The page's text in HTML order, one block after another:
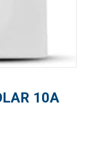
10A